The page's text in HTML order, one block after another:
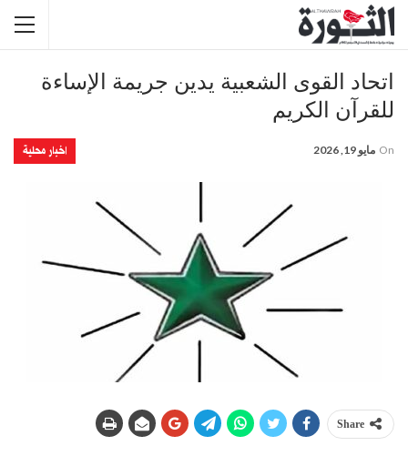
اتحاد القوى الشعبية يدين جريمة الإساءة
للقرآن الكريم
اخبار محلية On مايو 19, 2026
Share